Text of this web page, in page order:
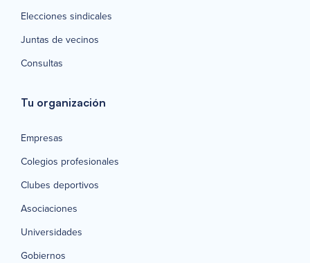
Elecciones sindicales
Juntas de vecinos
Consultas
Tu organización
Empresas
Colegios profesionales
Clubes deportivos
Asociaciones
Universidades
Gobiernos